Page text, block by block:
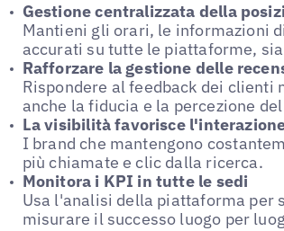
Gestione centralizzata della
Mantieni gli orari, le informazioni
accurati su tutte le piattaforme,
Rafforzare la gestione delle
Rispondere al feedback dei
anche la fiducia e la percezione
La visibilità favorisce
I brand che mantengono
più chiamate e clic dalla ricerca.
Monitora i KPI in tutte le sedi
Usa l'analisi della piattaforma per
misurare il successo luogo per